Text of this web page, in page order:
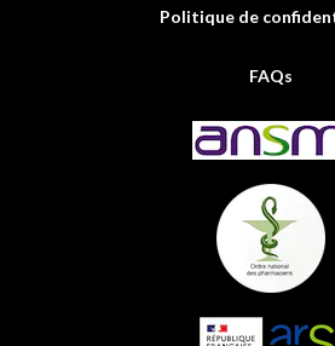
Politique de
FAQs